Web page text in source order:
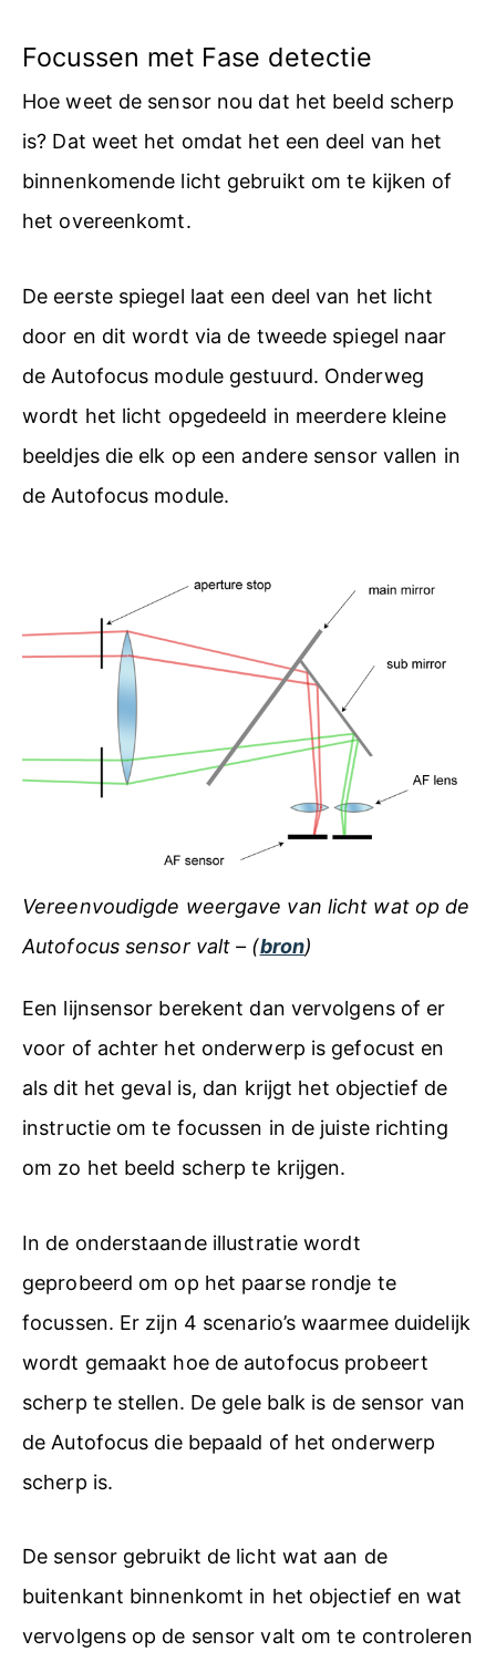
Focussen met Fase detectie
Hoe weet de sensor nou dat het beeld scherp
is? Dat weet het omdat het een deel van het
binnenkomende licht gebruikt om te kijken of
het overeenkomt.
De eerste spiegel laat een deel van het licht
door en dit wordt via de tweede spiegel naar
de Autofocus module gestuurd. Onderweg
wordt het licht opgedeeld in meerdere kleine
beeldjes die elk op een andere sensor vallen in
de Autofocus module.
Vereenvoudigde weergave van licht wat op de
Autofocus sensor valt – (bron)
Een lijnsensor berekent dan vervolgens of er
voor of achter het onderwerp is gefocust en
als dit het geval is, dan krijgt het objectief de
instructie om te focussen in de juiste richting
om zo het beeld scherp te krijgen.
In de onderstaande illustratie wordt
geprobeerd om op het paarse rondje te
focussen. Er zijn 4 scenario’s waarmee duidelijk
wordt gemaakt hoe de autofocus probeert
scherp te stellen. De gele balk is de sensor van
de Autofocus die bepaald of het onderwerp
scherp is.
De sensor gebruikt de licht wat aan de
buitenkant binnenkomt in het objectief en wat
vervolgens op de sensor valt om te controleren